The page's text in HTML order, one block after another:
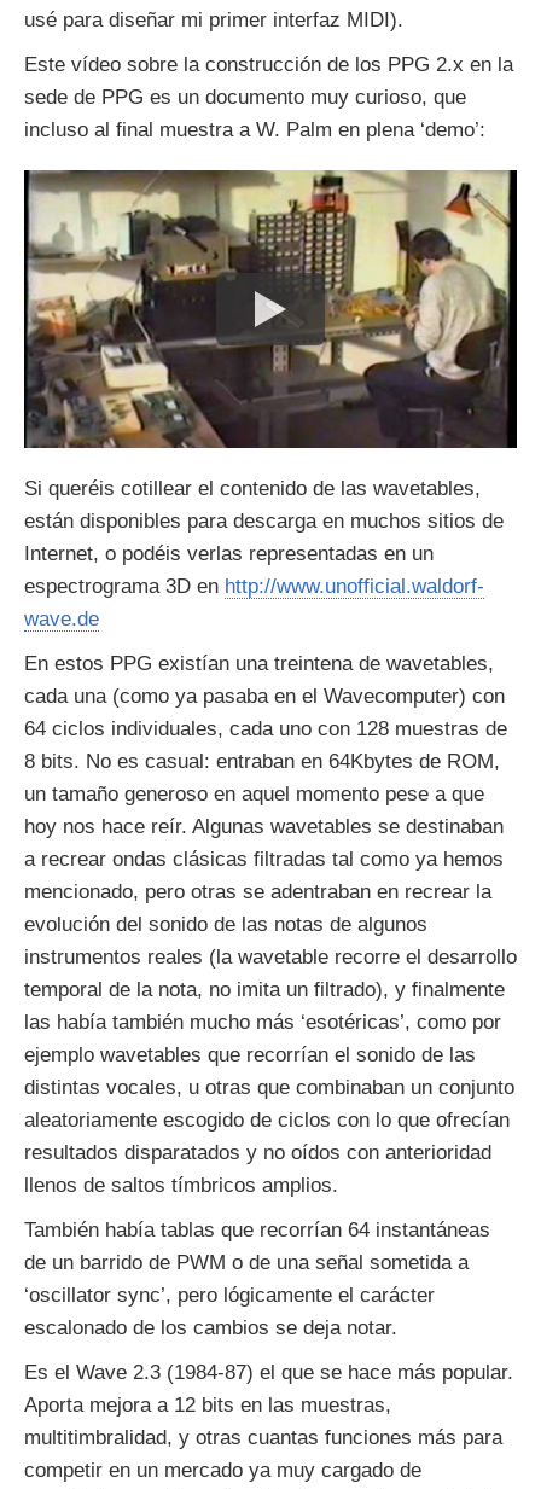
usé para diseñar mi primer interfaz MIDI).
Este vídeo sobre la construcción de los PPG 2.x en la
sede de PPG es un documento muy curioso, que
incluso al final muestra a W. Palm en plena ‘demo’:
Si queréis cotillear el contenido de las wavetables,
están disponibles para descarga en muchos sitios de
Internet, o podéis verlas representadas en un
espectrograma 3D en http://www.unofficial.waldorf-
wave.de
En estos PPG existían una treintena de wavetables,
cada una (como ya pasaba en el Wavecomputer) con
64 ciclos individuales, cada uno con 128 muestras de
8 bits. No es casual: entraban en 64Kbytes de ROM,
un tamaño generoso en aquel momento pese a que
hoy nos hace reír. Algunas wavetables se destinaban
a recrear ondas clásicas filtradas tal como ya hemos
mencionado, pero otras se adentraban en recrear la
evolución del sonido de las notas de algunos
instrumentos reales (la wavetable recorre el desarrollo
temporal de la nota, no imita un filtrado), y finalmente
las había también mucho más ‘esotéricas’, como por
ejemplo wavetables que recorrían el sonido de las
distintas vocales, u otras que combinaban un conjunto
aleatoriamente escogido de ciclos con lo que ofrecían
resultados disparatados y no oídos con anterioridad
llenos de saltos tímbricos amplios.
También había tablas que recorrían 64 instantáneas
de un barrido de PWM o de una señal sometida a
‘oscillator sync’, pero lógicamente el carácter
escalonado de los cambios se deja notar.
Es el Wave 2.3 (1984-87) el que se hace más popular.
Aporta mejora a 12 bits en las muestras,
multitimbralidad, y otras cuantas funciones más para
competir en un mercado ya muy cargado de